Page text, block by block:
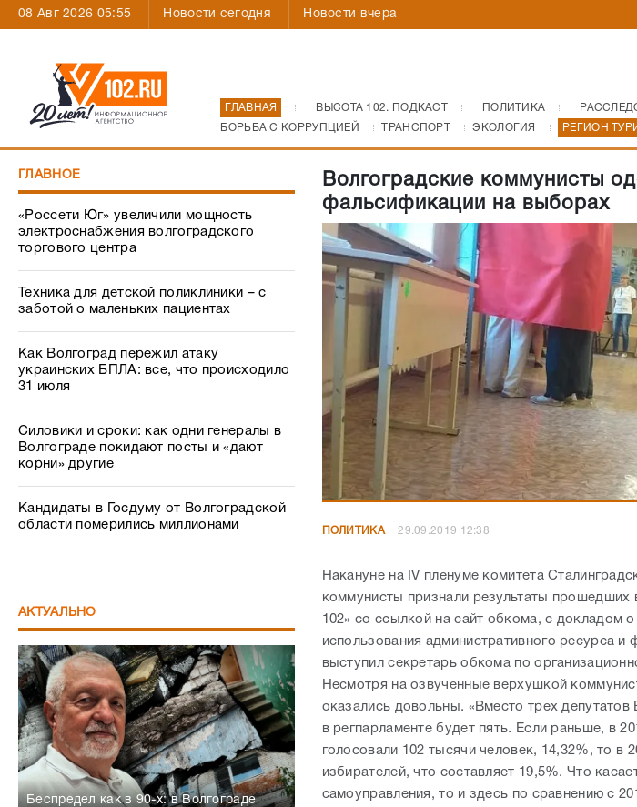
08 Авг 2026 05:55 Новости сегодня Новости вчера
ГЛАВНАЯ ВЫСОТА 102. ПОДКАСТ ПОЛИТИКА
БОРЬБА С КОРРУПЦИЕЙ
ТРАНСПОРТ ЭКОЛОГИЯ РЕГИОН
ГЛАВНОЕ
«Россети Юг» увеличили мощность
электроснабжения волгоградского
торгового центра
Техника для детской поликлиники – с
заботой о маленьких пациентах
Как Волгоград пережил атаку
украинских БПЛА: все, что происходило
31 июля
Силовики и сроки: как одни генералы в
Волгограде покидают посты и «дают
корни» другие
Кандидаты в Госдуму от Волгоградской
области померились миллионами
АКТУАЛЬНО
Беспредел как в 90-х: в Волгограде
Волгоградские коммунисты
фальсификации на выборах
ПОЛИТИКА 29.09.2019 12:38
Накануне на IV пленуме комитета
коммунисты признали результаты
102» со ссылкой на сайт обкома, с докладом
использования административного ресурса и
выступил секретарь обкома по
Несмотря на озвученные верхушкой
оказались довольны. «Вместо трех
в регпарламенте будет пять. Если раньше, в
голосовали 102 тысячи человек, 14,32%, то в
избирателей, что составляет 19,5%. Что
самоуправления, то и здесь по сравнению с